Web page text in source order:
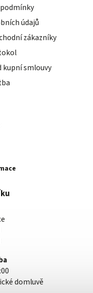
údajů
zákazníky
kupní smlouvy
domluvě